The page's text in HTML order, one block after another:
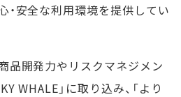
・安全な利用環境を提供してい
品開発力やリスクマネジメン
WHALE」に取り込み、「より